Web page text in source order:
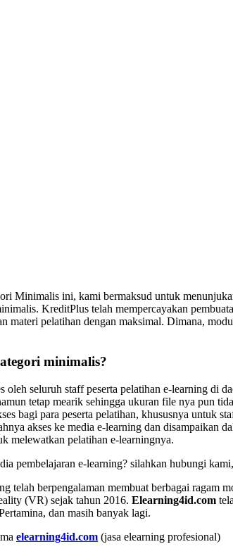
Minimalis ini, kami bermaksud untuk
KreditPlus telah mempercayakan
materi pelatihan dengan maksimal. Dimana,
minimalis?
seluruh staff peserta pelatihan e-learning di
tetap mearik sehingga ukuran file nya pun
bagi para peserta pelatihan, khususnya untuk
akses ke media e-learning dan
melewatkan pelatihan e-learningnya.
pembelajaran e-learning? silahkan hubungi kami,
telah berpengalaman membuat berbagai
(VR) sejak tahun 2016. Elearning4id.com
dan masih banyak lagi.
elearning4id.com (jasa elearning profesional)